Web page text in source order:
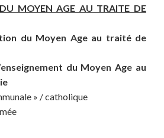
MOYEN AGE AU TRAITE DE
du Moyen Age au traité de
du Moyen Age au
» / catholique